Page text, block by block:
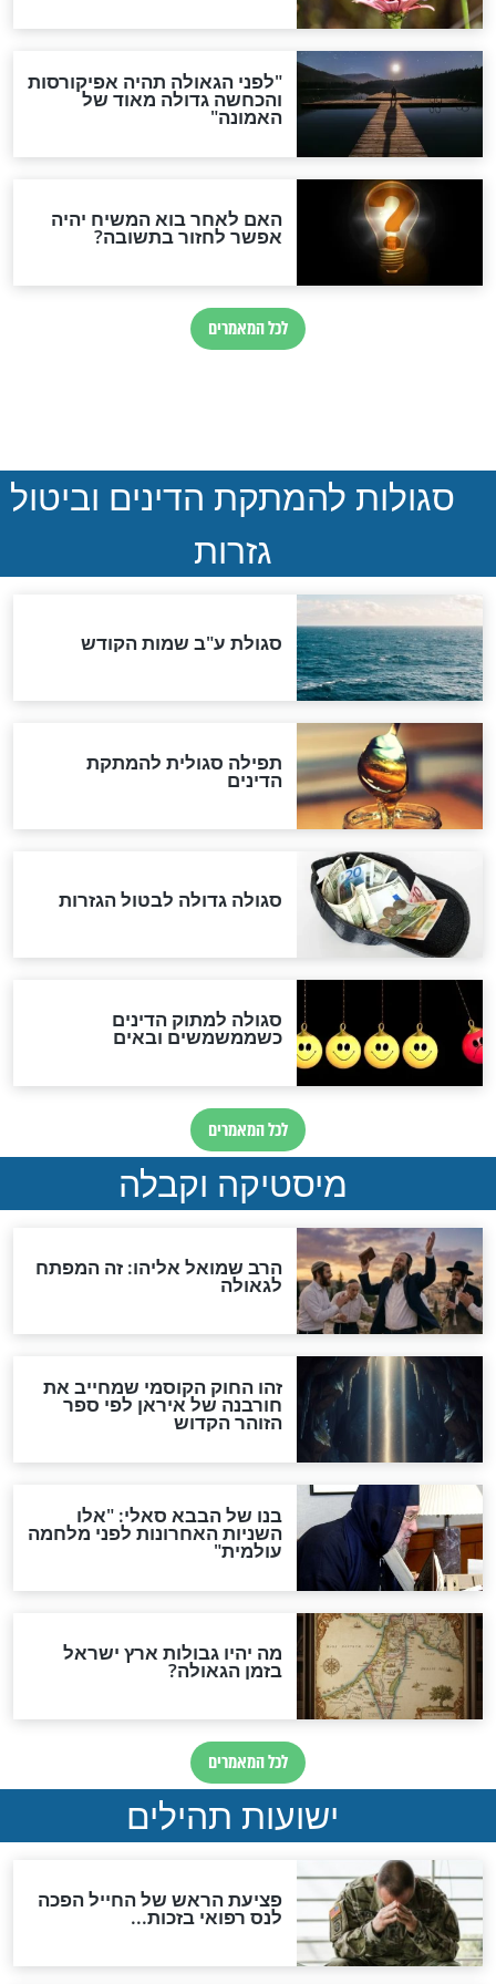
חדשות יהדות
הותר לפרסום: לוחמי מילואים
ואיראן: בלי שקיפות ועם הרבה
סימני שאלה
הנדיר של הרשב"ם התגלה
"מודה לקב"ה על כל השנים"
לכל המאמרים
אחרית הימים
האם אפשר לחשב את הקץ?
מה יהיה בימות המשיח?
"לפני הגאולה תהיה אפיקורסות
והכחשה גדולה מאוד של
האמונה"
האם לאחר בוא המשיח יהיה
אפשר לחזור בתשובה?
לכל המאמרים
להמתקת הדינים וביטול
גזרות
סגולת ע"ב שמות הקודש